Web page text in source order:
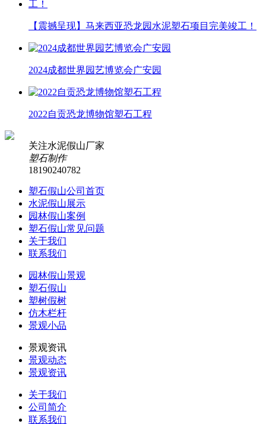
【震撼呈现】马来西亚恐龙园水泥塑石项目完美竣工！
2024成都世界园艺博览会广安园
2022自贡恐龙博物馆塑石工程
关注水泥假山厂家
塑石制作
18190240782
塑石假山公司首页
水泥假山展示
园林假山案例
塑石假山常见问题
关于我们
联系我们
园林假山景观
塑石假山
塑树假树
仿木栏杆
景观小品
景观资讯
景观动态
景观资讯
关于我们
公司简介
联系我们